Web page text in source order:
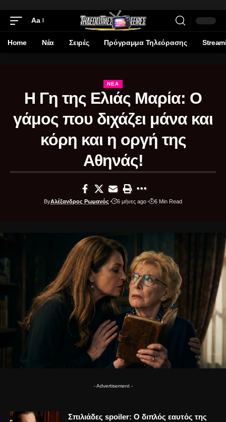
Aa
Home Νέα Σειρές Πρόγραμμα Τηλεόρασης
ΝΈΑ
Η Γη της Ελιάς Μαρία: Ο
γάμος που διχάζει μάνα και
κόρη και η οργή της
Αθηνάς!
ByΑλέξανδρος Ρωμανός 6 μήνες ago 6 Min Read
- Advertisement -
Σπιλιάδες spoiler: Ο διπλός εαυτός της